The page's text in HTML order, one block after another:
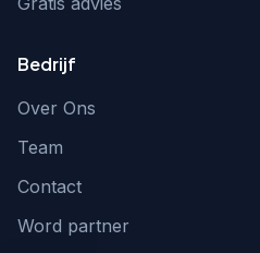
Bedrijf
Over Ons
Team
Contact
Word partner